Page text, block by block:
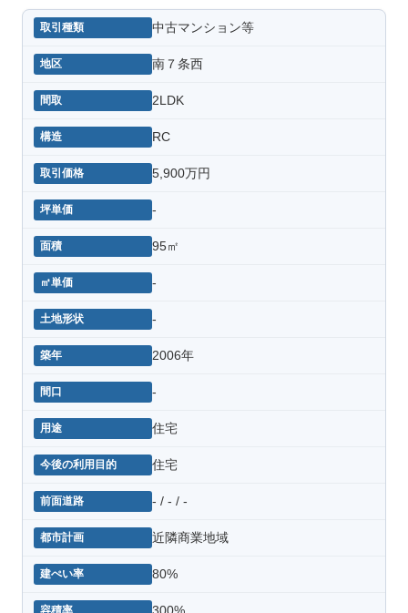
中古マンション等
南７条西
2LDK
RC
5,900万円
-
95㎡
-
-
2006年
-
住宅
住宅
- / - / -
近隣商業地域
80%
300%